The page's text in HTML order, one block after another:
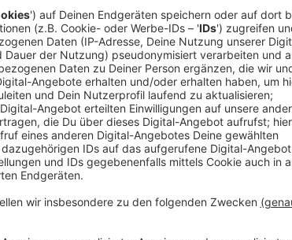
Erst gestern (4. Oktober 2021) und im August
Südende der Königsallee und für den alten
Telekom Gebäude auf der Kö soll stehen bleiben
Eine klare Absage gibt es für den Standort
Fils vom Planungsausschuss nicht ideal.
Anzeige